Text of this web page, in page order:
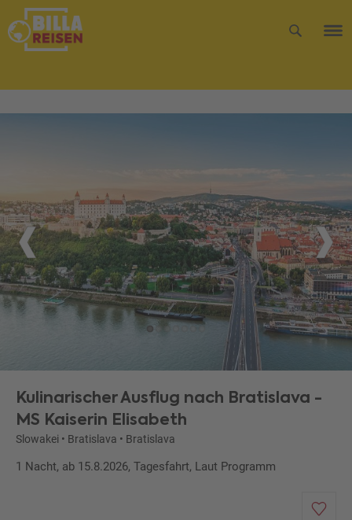
Kulinarischer Ausflug nach Bratislava -
MS Kaiserin Elisabeth
Slowakei • Bratislava • Bratislava
1 Nacht, ab 15.8.2026, Tagesfahrt, Laut Programm